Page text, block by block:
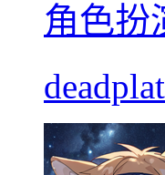
角色扮